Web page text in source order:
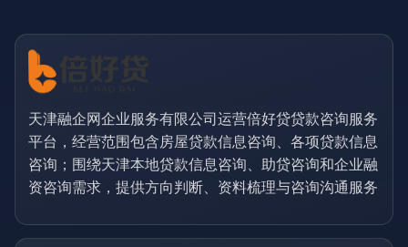
天津融企网企业服务有限公司运营倍好贷贷款咨询服务
平台，经营范围包含房屋贷款信息咨询、各项贷款信息
咨询；围绕天津本地贷款信息咨询、助贷咨询和企业融
资咨询需求，提供方向判断、资料梳理与咨询沟通服务